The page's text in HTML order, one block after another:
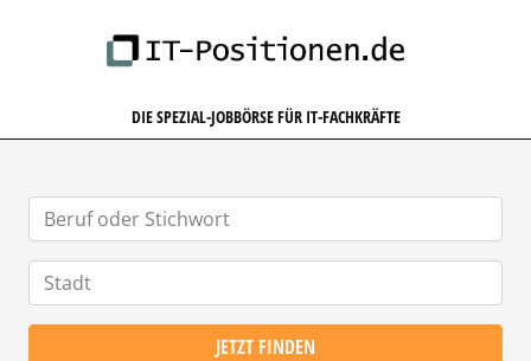
DIE SPEZIAL-JOBBÖRSE FÜR IT-FACHKRÄFTE
JETZT FINDEN